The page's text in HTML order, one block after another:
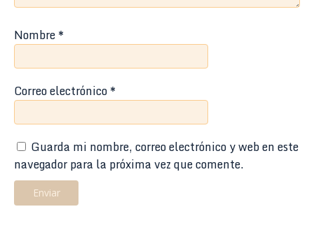
Nombre*
Correo electrónico*
Guarda mi nombre, correo electrónico y web en este
navegador para la próxima vez que comente.